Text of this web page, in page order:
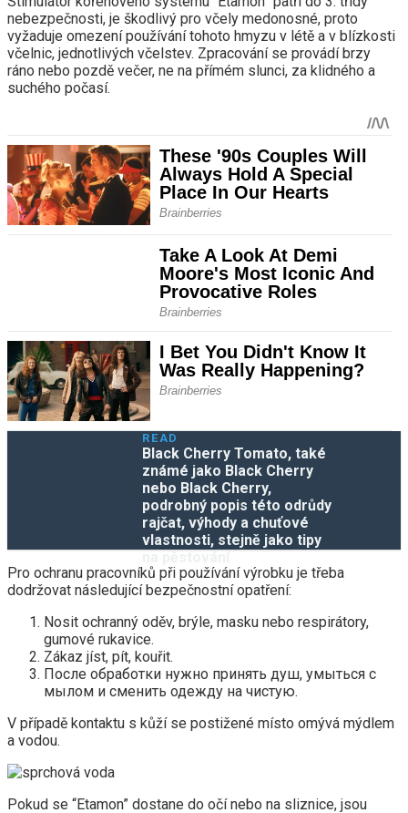
nebezpečnosti, je škodlivý pro včely medonosné, proto
vyžaduje omezení používání tohoto hmyzu v létě a v blízkosti
včelnic, jednotlivých včelstev. Zpracování se provádí brzy
ráno nebo pozdě večer, ne na přímém slunci, za klidného a
suchého počasí.
READ
Black Cherry Tomato, také
známé jako Black Cherry
nebo Black Cherry,
podrobný popis této odrůdy
rajčat, výhody a chuťové
vlastnosti, stejně jako tipy
Pro ochranu pracovníků při používání výrobku je třeba
dodržovat následující bezpečnostní opatření:
Nosit ochranný oděv, brýle, masku nebo respirátory,
gumové rukavice.
Zákaz jíst, pít, kouřit.
После обработки нужно принять душ, умыться с
мылом и сменить одежду на чистую.
V případě kontaktu s kůží se postižené místo omývá mýdlem
a vodou.
Pokud se “Etamon” dostane do očí nebo na sliznice, jsou